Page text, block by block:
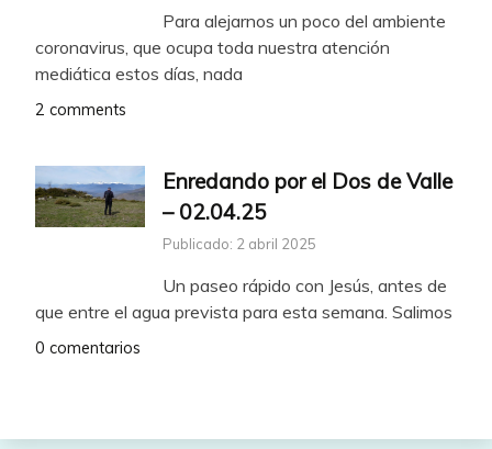
Para alejarnos un poco del ambiente
coronavirus, que ocupa toda nuestra atención
mediática estos días, nada
2 comments
Enredando por el Dos de Valle
– 02.04.25
Publicado: 2 abril 2025
Un paseo rápido con Jesús, antes de
que entre el agua prevista para esta semana. Salimos
0 comentarios